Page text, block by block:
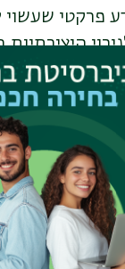
פרקטי שעשוי
העתיד, שיפור
עם חיבור
דרישות
מיישם כמובן
הוא מספר
מדע ארוכות
בחייו, שעוררו